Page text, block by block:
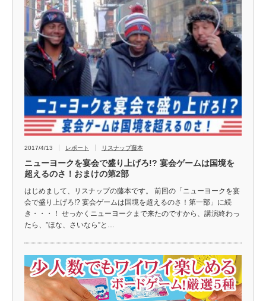
2017/4/13 レポート リスナップ藤本
ニューヨークを宴会で盛り上げろ!? 宴会ゲームは国境を
超えるのさ！おまけの第2部
はじめまして、リスナップの藤本です。 前回の「ニューヨークを宴
会で盛り上げろ!? 宴会ゲームは国境を超えるのさ！第一部」に続
き・・・！ せっかくニューヨークまで来たのですから、講演終わっ
たら、”ほな、さいなら”と…